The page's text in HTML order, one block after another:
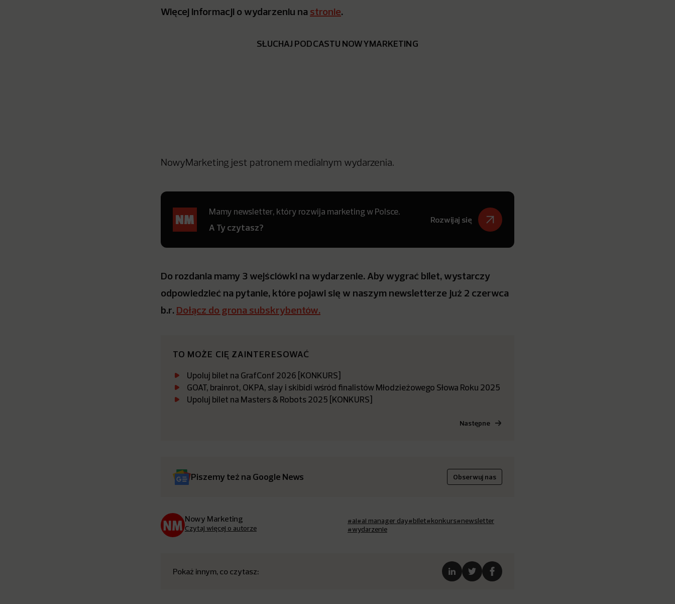
Więcej informacji o wydarzeniu na stronie.
SŁUCHAJ PODCASTU NOWYMARKETING
NowyMarketing jest patronem medialnym wydarzenia.
Mamy newsletter, który rozwija marketing w Polsce.
A Ty czytasz?
Rozwijaj się
Do rozdania mamy 3 wejściówki na wydarzenie. Aby wygrać bilet, wystarczy
odpowiedzieć na pytanie, które pojawi się w naszym newsletterze już 2 czerwca
b.r. Dołącz do grona subskrybentów.
TO MOŻE CIĘ ZAINTERESOWAĆ
Upoluj bilet na GrafConf 2026 [KONKURS]
GOAT, brainrot, OKPA, slay i skibidi wśród finalistów Młodzieżowego Słowa Roku 2025
Upoluj bilet na Masters & Robots 2025 [KONKURS]
Następne
Piszemy też na Google News Obserwuj nas
Nowy Marketing
Czytaj więcej o autorze
#ai#ai manager day#bilet#konkurs#newsletter
#wydarzenie
Pokaż innym, co czytasz: